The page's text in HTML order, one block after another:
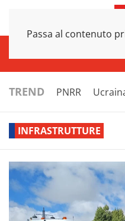
Passa al contenuto
TREND PNRR
INFRASTRUTTURE